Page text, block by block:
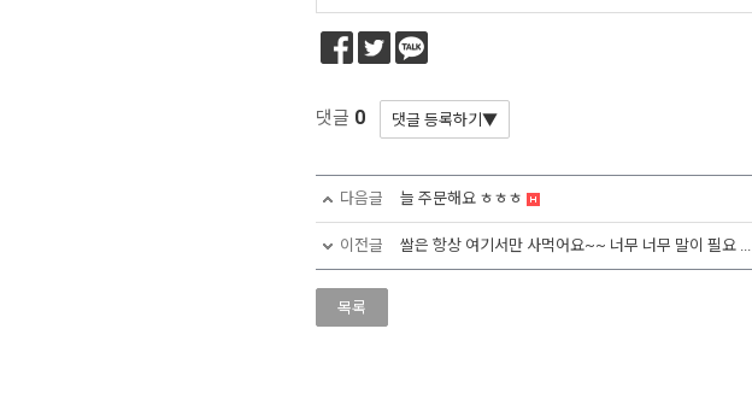
댓글 0
다음글 늘 주문해요 ㅎㅎㅎ
이전글 쌀은 항상 여기서만 사먹어요~~ 너무 너무 말이 필요 ...
목록